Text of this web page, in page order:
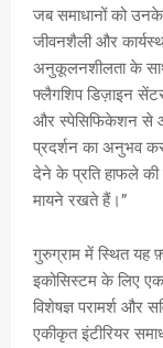
जब समाधानों को
जीवनशैली और
अनुकूलनशीलता के साथ
फ्लैगशिप डिज़ाइन
और स्पेसिफिकेशन से
प्रदर्शन का अनुभव
देने के प्रति हाफले की
मायने रखते हैं।”
गुरुग्राम में स्थित यह
इकोसिस्टम के लिए
विशेषज्ञ परामर्श और
एकीकृत इंटीरियर